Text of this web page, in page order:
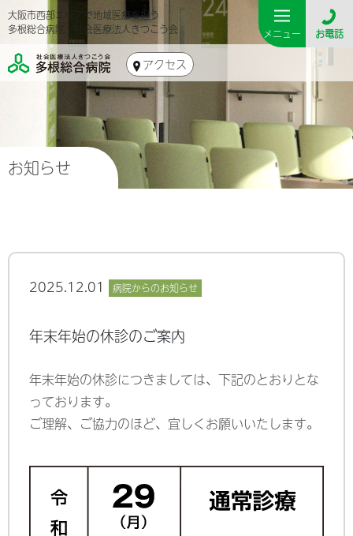
お電話
メニュー
大阪市西部エリアで地域医療を担う
多根総合病院｜社会医療法人きつこう会
アクセス
お知らせ
2025.12.01 病院からのお知らせ
年末年始の休診のご案内
年末年始の休診につきましては、下記のとおりとな
っております。
ご理解、ご協力のほど、宜しくお願いいたします。